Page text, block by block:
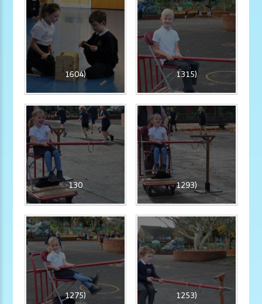
1604) 1315)
130 1293)
1275) 1253)